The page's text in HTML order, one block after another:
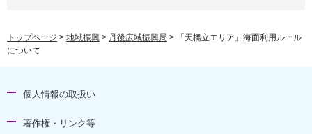
トップページ > 地域振興 > 丹後広域振興局 > 「天橋立エリア」海面利用ルール
について
個人情報の取扱い
著作権・リンク等